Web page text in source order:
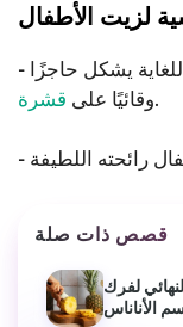
يشكل حاجزًا
وقائيًا على قشرة .
قصص ذات صلة
لفرك
الأناناس